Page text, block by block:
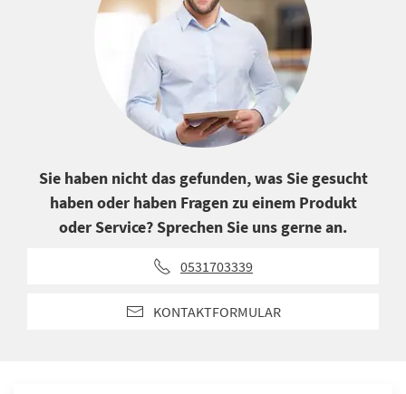
Sie haben nicht das gefunden, was Sie gesucht
haben oder haben Fragen zu einem Produkt
oder Service? Sprechen Sie uns gerne an.
0531703339
KONTAKTFORMULAR